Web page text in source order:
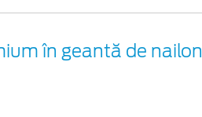
în geantă de nailon